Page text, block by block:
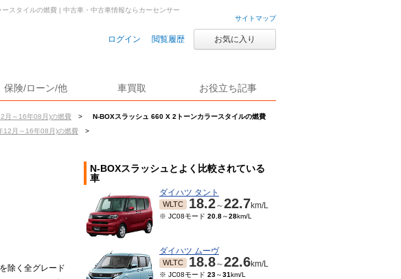
サイトマップ
ログイン 閲覧履歴 お気に入り
保険/ローン/他 車買取 お役立ち記事
月～16年08月)の燃費 >
N-BOXスラッシュ 660 X 2トーンカラースタイルの燃費
12月～16年08月)の燃費
>
スタイルの燃費 | 中古車・中古車情報ならカーセンサー
除く全グレード
N-BOXスラッシュとよく比較されている
車
ダイハツ タント
WLTC 18.2～22.7km/L
※ JC08モード 20.8～28km/L
ダイハツ ムーヴ
WLTC 18.8～22.6km/L
※ JC08モード 23～31km/L